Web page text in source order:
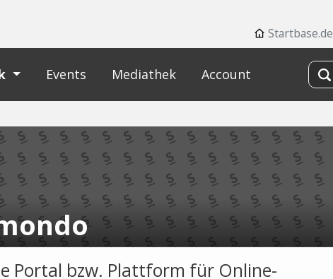
Startbase.de
Events Mediathek Account
Portal bzw. Plattform für Online-